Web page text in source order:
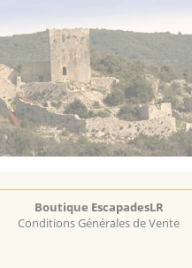
Boutique EscapadesLR
Conditions Générales de Vente